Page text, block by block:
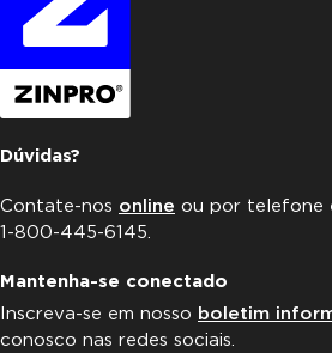
Dúvidas?
Contate-nos online ou por telefone
1-800-445-6145.
Mantenha-se conectado
Inscreva-se em nosso boletim
conosco nas redes sociais.